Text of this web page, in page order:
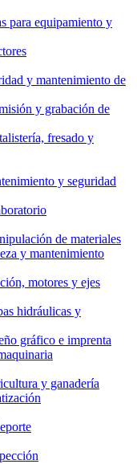
para equipamiento y
y mantenimiento de
y grabación de
fresado y
y seguridad
de materiales
y mantenimiento
motores y ejes
hidráulicas y
gráfico e imprenta
y ganadería